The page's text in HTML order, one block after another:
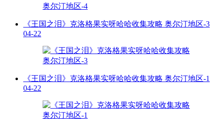
《王国之泪》克洛格果实呀哈哈收集攻略 奥尔汀地区-3
04-22
《王国之泪》克洛格果实呀哈哈收集攻略 奥尔汀地区-1
04-22